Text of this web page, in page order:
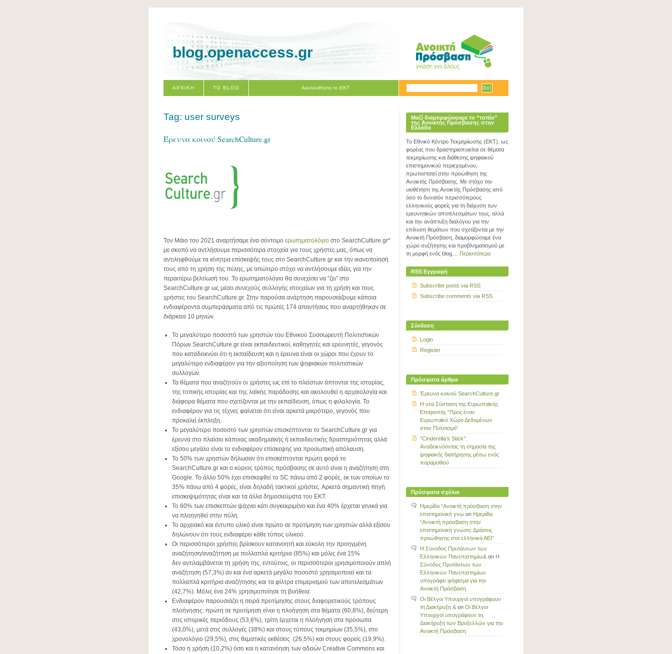
blog.openaccess.gr
ΑΡΧΙΚΗ ΤΟ BLOG Ακολουθήστε το ΕΚΤ
Tag: user surveys
Έρευνα κοινού SearchCulture.gr
Τον Μάιο του 2021 αναρτήσαμε ένα σύντομο ερωτηματολόγιο στο SearchCulture.gr*
με σκοπό να αντλήσουμε περισσότερα στοιχεία για τους χρήστες μας, όπως να
αντιληφθούμε τα κίνητρα επίσκεψής τους στο SearchCulture.gr και την ικανοποίησή
τους από τη χρήση της πύλης, με απώτερο στόχο να αντλήσουμε ιδέες για την
περαιτέρω βελτίωσή του. Το ερωτηματολόγιο θα συνεχίσει να “ζει” στο
SearchCulture.gr ως μέσο συνεχούς συλλογής στοιχείων για τη χρήση και τους
χρήστες του SearchCulture.gr. Στην παρούσα ανάρτηση παρουσιάζουμε κάποια
ενδιαφέροντα συμπεράσματα από τις πρώτες 174 απαντήσεις που αναρτήθηκαν σε
διάρκεια 10 μηνών.
Το μεγαλύτερο ποσοστό των χρηστών του Εθνικού Συσσωρευτή Πολιτιστικών
Πόρων SearchCulture.gr είναι εκπαιδευτικοί, καθηγητές και ερευνητές, γεγονός
που καταδεικνύει ότι η εκπαίδευση και η έρευνα είναι οι χώροι που έχουν το
μεγαλύτερο ενδιαφέρον για την αξιοποίηση των ψηφιακών πολιτιστικών
συλλογών.
Τα θέματα που αναζητούν οι χρήστες ως επί το πλείστων άπτονται της ιστορίας,
της τοπικής ιστορίας και της λαϊκής παράδοσης και ακολουθεί η αρχαιολογία και
διάφορα θέματα που σχετίζονται με την εκπαίδευση, όπως η φιλολογία. Το
ενδιαφέρον για τις τέχνες φαίνεται ότι είναι αρκετά μικρότερο, γεγονός που
προκαλεί έκπληξη.
Το μεγαλύτερο ποσοστό των χρηστών επισκέπτονται το SearchCulture.gr για
έρευνα στο πλαίσιο κάποιας ακαδημαϊκής ή εκπαιδευτικής δραστηριότητας αλλά
εξίσου μεγάλο είναι το ενδιαφέρον επίσκεψης για προσωπική απόλαυση.
Το 50% των χρηστών δήλωσαν ότι επισκέπτονται πρώτη φορά το
SearchCulture.gr και ο κύριος τρόπος πρόσβασης σε αυτό είναι η αναζήτηση στη
Google. Το άλλο 50% έχει επισκεφθεί το SC πάνω από 2 φορές, εκ των οποίων το
35% πάνω από 4 φορές, είναι δηλαδή τακτικοί χρήστες. Αρκετά σημαντική πηγή
επισκεψιμότητας είναι και τα άλλα δημοσιεύματα του ΕΚΤ.
Το 60% των επισκεπτών ψάχνει κάτι συγκεκριμένο και ένα 40% έρχεται γενικά για
να πλοηγηθεί στην πύλη.
Το αρχειακό και έντυπο υλικό είναι πρώτο σε προτίμηση των χρηστών αλλά εξίσου
δηλώνουν ότι τους ενδιαφέρει κάθε τύπος υλικού.
Οι περισσότεροι χρήστες βρίσκουν κατανοητή και εύκολη την προηγμένη
αναζήτηση/αναζήτηση με πολλαπλά κριτήρια (85%) και μόλις ένα 15%
δεν αντιλαμβάνεται τη χρήση της, εντούτοις, οι περισσότεροι χρησιμοποιούν απλή
αναζήτηση (57,3%) αν και ένα αρκετά μεγάλο ποσοστό χρησιμοποιεί και τα
πολλαπλά κριτήρια αναζήτησης και τα φίλτρα επιμερισμού των αποτελεσμάτων
(42,7%). Μόλις ένα 24% χρησιμοποίησε τη βοήθεια.
Ενδιαφέρον παρουσιάζει η σειρά προτίμησης στους διαφορετικούς τρόπους
πλοήγησης: πρώτη σε προτίμηση είναι η πλοήγηση στα θέματα (60,8%), δεύτερη
στις ιστορικές περιόδους (53,6%), τρίτη έρχεται η πλοήγηση στα πρόσωπα
(43,0%), μετά στις συλλογές (38%) και στους τύπους τεκμηρίων (35,5%), στο
χρονολόγιο (29,5%), στις θεματικές εκθέσεις (26,5%) και στους φορείς (19,9%).
Τόσο η χρήση (10,2%) όσο και η κατανόηση των αδειών Creative Commons και
Μαζί διαμορφώνουμε το “τοπίο”
της Ανοικτής Πρόσβασης στην
Ελλάδα
Το Εθνικό Κέντρο Τεκμηρίωσης (ΕΚΤ), ως
φορέας που δραστηριοποιείται σε θέματα
τεκμηρίωσης και διάθεσης ψηφιακού
επιστημονικού περιεχομένου,
πρωτοστατεί στην προώθηση της
Ανοικτής Πρόσβασης. Με στόχο την
υιοθέτηση της Ανοικτής Πρόσβασης από
όσο το δυνατόν περισσότερους
ελληνικούς φορείς για τη διάχυση των
ερευνητικών αποτελεσμάτων τους, αλλά
και την ανάπτυξη διαλόγου για την
επίλυση θεμάτων που σχετίζονται με την
Ανοικτή Πρόσβαση, διαμορφώσαμε ένα
χώρο συζήτησης και προβληματισμού με
τη μορφή ενός blog....
Περισσότερα
RSS Εγγραφή
Subscribe posts via RSS
Subscribe comments via RSS
Σύνδεση
Login
Register
Πρόσφατα άρθρα
Έρευνα κοινού SearchCulture.gr
Η νέα Σύσταση της Ευρωπαϊκής
Επιτροπής “Προς έναν
Ευρωπαϊκό Χώρο Δεδομένων
στον Πολιτισμό”
“Cinderella’s Stick”:
Αναδεικνύοντας τη σημασία της
ψηφιακής διατήρησης μέσω ενός
παραμυθιού
Πρόσφατα σχόλια
Ημερίδα “Ανοικτή πρόσβαση στην
επιστημονική γνώ on Ημερίδα
“Ανοικτή πρόσβαση στην
επιστημονική γνώση: Δράσεις
προώθησης στα ελληνικά ΑΕΙ”
Η Σύνοδος Πρυτάνεων των
Ελληνικών Πανεπιστημίω& on Η
Σύνοδος Πρυτάνεων των
Ελληνικών Πανεπιστημίων
υπογράφει ψήφισμα για την
Ανοικτή Πρόσβαση
Οι Βέλγοι Υπουργοί υπογράφουν
τη Διακήρυξη & on Οι Βέλγοι
Υπουργοί υπογράφουν τη
Διακήρυξη των Βρυξελλών για την
Ανοικτή Πρόσβαση